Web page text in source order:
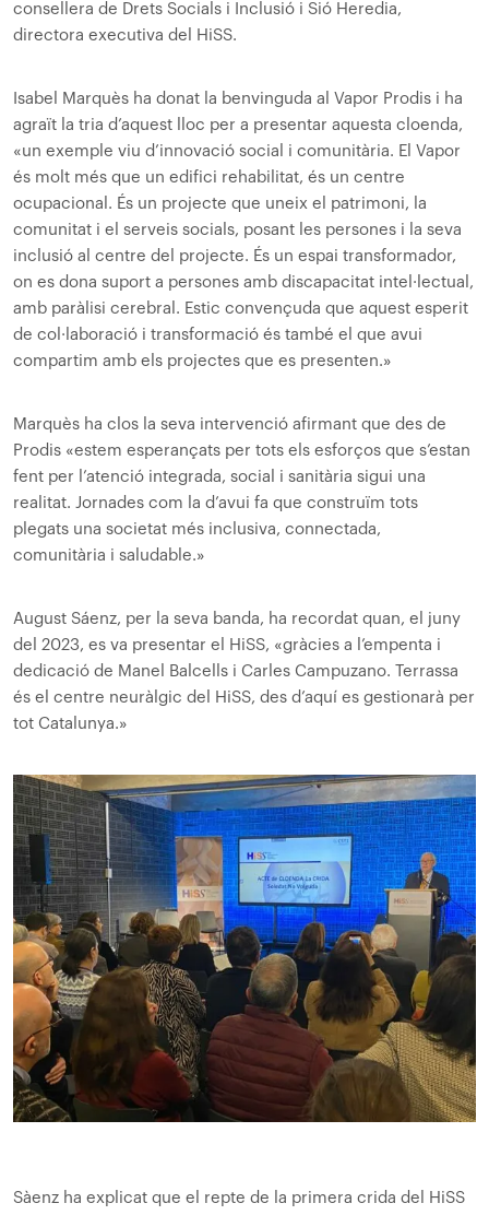
consellera de Drets Socials i Inclusió i Sió Heredia,
directora executiva del HiSS.
Isabel Marquès ha donat la benvinguda al Vapor Prodis i ha
agraït la tria d’aquest lloc per a presentar aquesta cloenda,
«un exemple viu d’innovació social i comunitària. El Vapor
és molt més que un edifici rehabilitat, és un centre
ocupacional. És un projecte que uneix el patrimoni, la
comunitat i el serveis socials, posant les persones i la seva
inclusió al centre del projecte. És un espai transformador,
on es dona suport a persones amb discapacitat intel·lectual,
amb paràlisi cerebral. Estic convençuda que aquest esperit
de col·laboració i transformació és també el que avui
compartim amb els projectes que es presenten.»
Marquès ha clos la seva intervenció afirmant que des de
Prodis «estem esperançats per tots els esforços que s’estan
fent per l’atenció integrada, social i sanitària sigui una
realitat. Jornades com la d’avui fa que construïm tots
plegats una societat més inclusiva, connectada,
comunitària i saludable.»
August Sáenz, per la seva banda, ha recordat quan, el juny
del 2023, es va presentar el HiSS, «gràcies a l’empenta i
dedicació de Manel Balcells i Carles Campuzano. Terrassa
és el centre neuràlgic del HiSS, des d’aquí es gestionarà per
tot Catalunya.»
Sàenz ha explicat que el repte de la primera crida del HiSS